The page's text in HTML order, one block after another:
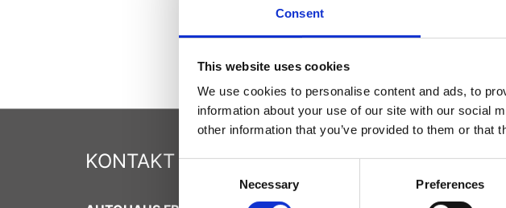
Consent
This website uses cookies
We use cookies to personalise content and ads, to
information about your use of our site with our social
other information that you’ve provided to them or that
Necessary Preferences
KONTAKT ÖFFNUNGSZEITEN